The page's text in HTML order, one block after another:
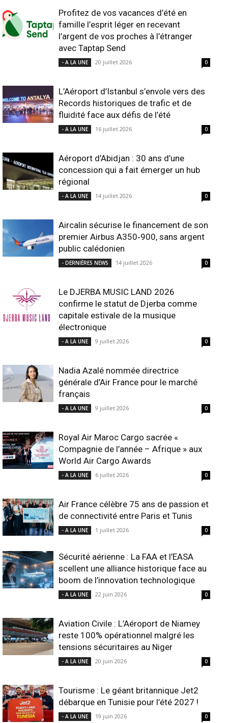
Profitez de vos vacances d’été en
famille l’esprit léger en recevant
l’argent de vos proches à l’étranger
avec Taptap Send
- A LA UNE 20 juillet 2026 0
L’Aéroport d’Istanbul s’envole vers des
Records historiques de trafic et de
fluidité face aux défis de l’été
- A LA UNE 16 juillet 2026 0
Aéroport d’Abidjan : 30 ans d’une
concession qui a fait émerger un hub
régional
- A LA UNE 14 juillet 2026 0
Aircalin sécurise le financement de son
premier Airbus A350‑900, sans argent
public calédonien
- DERNIÈRES NEWS 14 juillet 2026 0
Le DJERBA MUSIC LAND 2026
confirme le statut de Djerba comme
capitale estivale de la musique
électronique
- A LA UNE 9 juillet 2026 0
Nadia Azalé nommée directrice
générale d’Air France pour le marché
français
- A LA UNE 9 juillet 2026 0
Royal Air Maroc Cargo sacrée «
Compagnie de l’année – Afrique » aux
World Air Cargo Awards
- A LA UNE 6 juillet 2026 0
Air France célèbre 75 ans de passion et
de connectivité entre Paris et Tunis
- A LA UNE 1 juillet 2026 0
Sécurité aérienne : La FAA et l’EASA
scellent une alliance historique face au
boom de l’innovation technologique
- A LA UNE 22 juin 2026 0
Aviation Civile : L’Aéroport de Niamey
reste 100% opérationnel malgré les
tensions sécuritaires au Niger
- A LA UNE 20 juin 2026 0
Tourisme : Le géant britannique Jet2
débarque en Tunisie pour l’été 2027 !
- A LA UNE 19 juin 2026 0